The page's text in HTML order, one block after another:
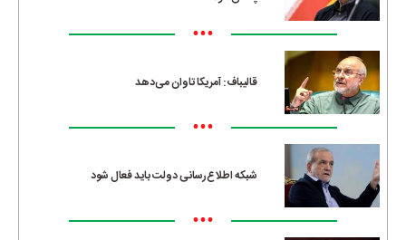
•••
قالیباف: آمریکا تاوان می‌دهد
•••
شبکه اطلاع‌رسانی دولت باید فعال شود
•••